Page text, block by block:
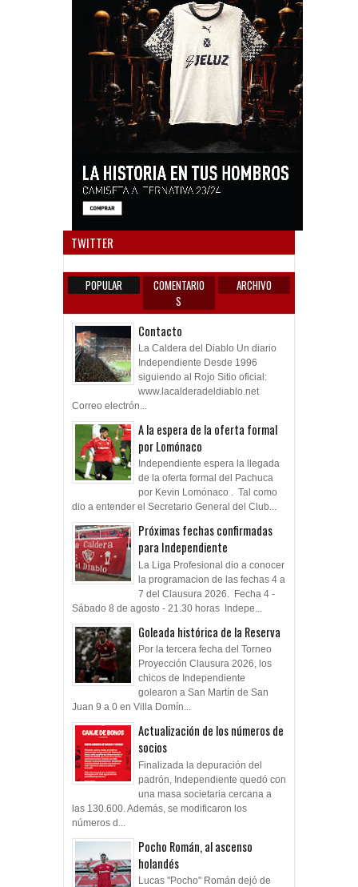
TWITTER
POPULAR
COMENTARIO
S
ARCHIVO
Contacto
La Caldera del Diablo Un diario
Independiente Desde 1996
siguiendo al Rojo Sitio oficial:
www.lacalderadeldiablo.net
Correo electrón...
A la espera de la oferta formal
por Lomónaco
Independiente espera la llegada
de la oferta formal del Pachuca
por Kevin Lomónaco . Tal como
dio a entender el Secretario General del Club...
Próximas fechas confirmadas
para Independiente
La Liga Profesional dio a conocer
la programacion de las fechas 4 a
7 del Clausura 2026. Fecha 4 -
Sábado 8 de agosto - 21.30 horas Indepe...
Goleada histórica de la Reserva
Por la tercera fecha del Torneo
Proyección Clausura 2026, los
chicos de Independiente
golearon a San Martín de San
Juan 9 a 0 en Villa Domín...
Actualización de los números de
socios
Finalizada la depuración del
padrón, Independiente quedó con
una masa societaria cercana a
las 130.600. Además, se modificaron los
números d...
Pocho Román, al ascenso
holandés
Lucas "Pocho" Román dejó de